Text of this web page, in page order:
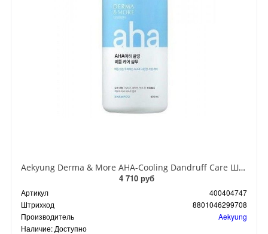
Aekyung Derma & More AHA-Cooling Dandruff Care Шампунь для волос от перхоти Освежающий 600 мл
4 710 руб
Артикул
400404747
Штрихкод
8801046299708
Производитель
Aekyung
Наличие: Доступно